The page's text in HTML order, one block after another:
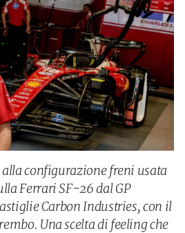
alla configurazione freni usata
Ferrari SF-26 dal GP
Carbon Industries, con il
Una scelta di feeling che